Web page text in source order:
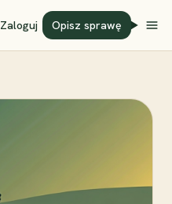
Zaloguj Opisz sprawę